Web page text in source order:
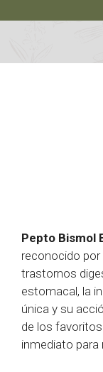
Pepto Bismol
reconocido
trastornos
estomacal, la
única y su
de los
inmediato